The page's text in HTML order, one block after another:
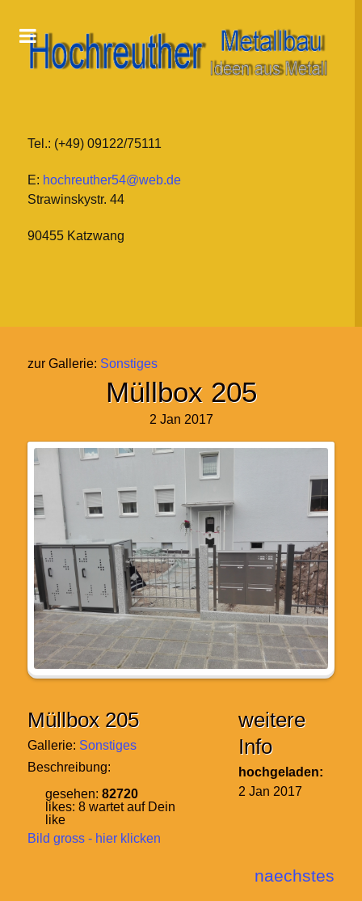
Tel.: (+49) 09122/75111
E: hochreuther54@web.de
Strawinskystr. 44
90455 Katzwang
zur Gallerie: Sonstiges
Müllbox 205
2 Jan 2017
Müllbox 205
Gallerie: Sonstiges
Beschreibung:
gesehen: 82720
likes: 8 wartet auf Dein
like
Bild gross - hier klicken
weitere
Info
hochgeladen:
2 Jan 2017
naechstes